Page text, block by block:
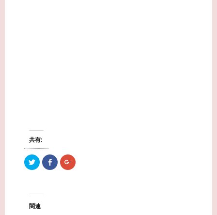
共有:
ク
リ
T
w
i
F
a
ク
リ
関連